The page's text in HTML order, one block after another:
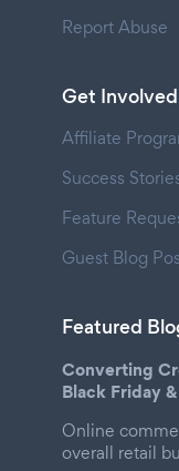
Report Abuse
Get Involved
Affiliate
Success
Feature
Guest Blog
Featured
Converting
Black Friday
Online
overall retail